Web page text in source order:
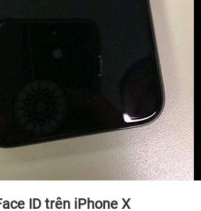
ID trên iPhone X